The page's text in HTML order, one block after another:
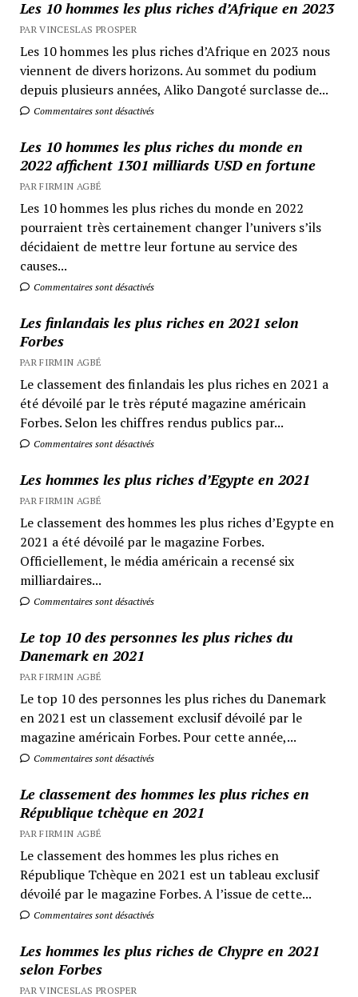
Les 10 hommes les plus riches d’Afrique en 2023
PAR VINCESLAS PROSPER
Les 10 hommes les plus riches d’Afrique en 2023 nous
viennent de divers horizons. Au sommet du podium
depuis plusieurs années, Aliko Dangoté surclasse de...
Commentaires sont désactivés
Les 10 hommes les plus riches du monde en
2022 affichent 1301 milliards USD en fortune
PAR FIRMIN AGBÉ
Les 10 hommes les plus riches du monde en 2022
pourraient très certainement changer l’univers s’ils
décidaient de mettre leur fortune au service des
causes...
Commentaires sont désactivés
Les finlandais les plus riches en 2021 selon
Forbes
PAR FIRMIN AGBÉ
Le classement des finlandais les plus riches en 2021 a
été dévoilé par le très réputé magazine américain
Forbes. Selon les chiffres rendus publics par...
Commentaires sont désactivés
Les hommes les plus riches d’Egypte en 2021
PAR FIRMIN AGBÉ
Le classement des hommes les plus riches d’Egypte en
2021 a été dévoilé par le magazine Forbes.
Officiellement, le média américain a recensé six
milliardaires...
Commentaires sont désactivés
Le top 10 des personnes les plus riches du
Danemark en 2021
PAR FIRMIN AGBÉ
Le top 10 des personnes les plus riches du Danemark
en 2021 est un classement exclusif dévoilé par le
magazine américain Forbes. Pour cette année,...
Commentaires sont désactivés
Le classement des hommes les plus riches en
République tchèque en 2021
PAR FIRMIN AGBÉ
Le classement des hommes les plus riches en
République Tchèque en 2021 est un tableau exclusif
dévoilé par le magazine Forbes. A l’issue de cette...
Commentaires sont désactivés
Les hommes les plus riches de Chypre en 2021
selon Forbes
PAR VINCESLAS PROSPER